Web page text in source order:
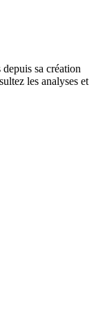
sa création
les analyses et